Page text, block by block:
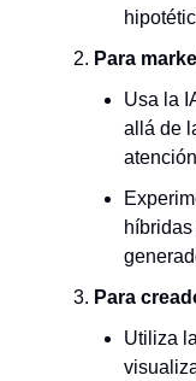
Para
Usa la
allá de
Para
Utiliza